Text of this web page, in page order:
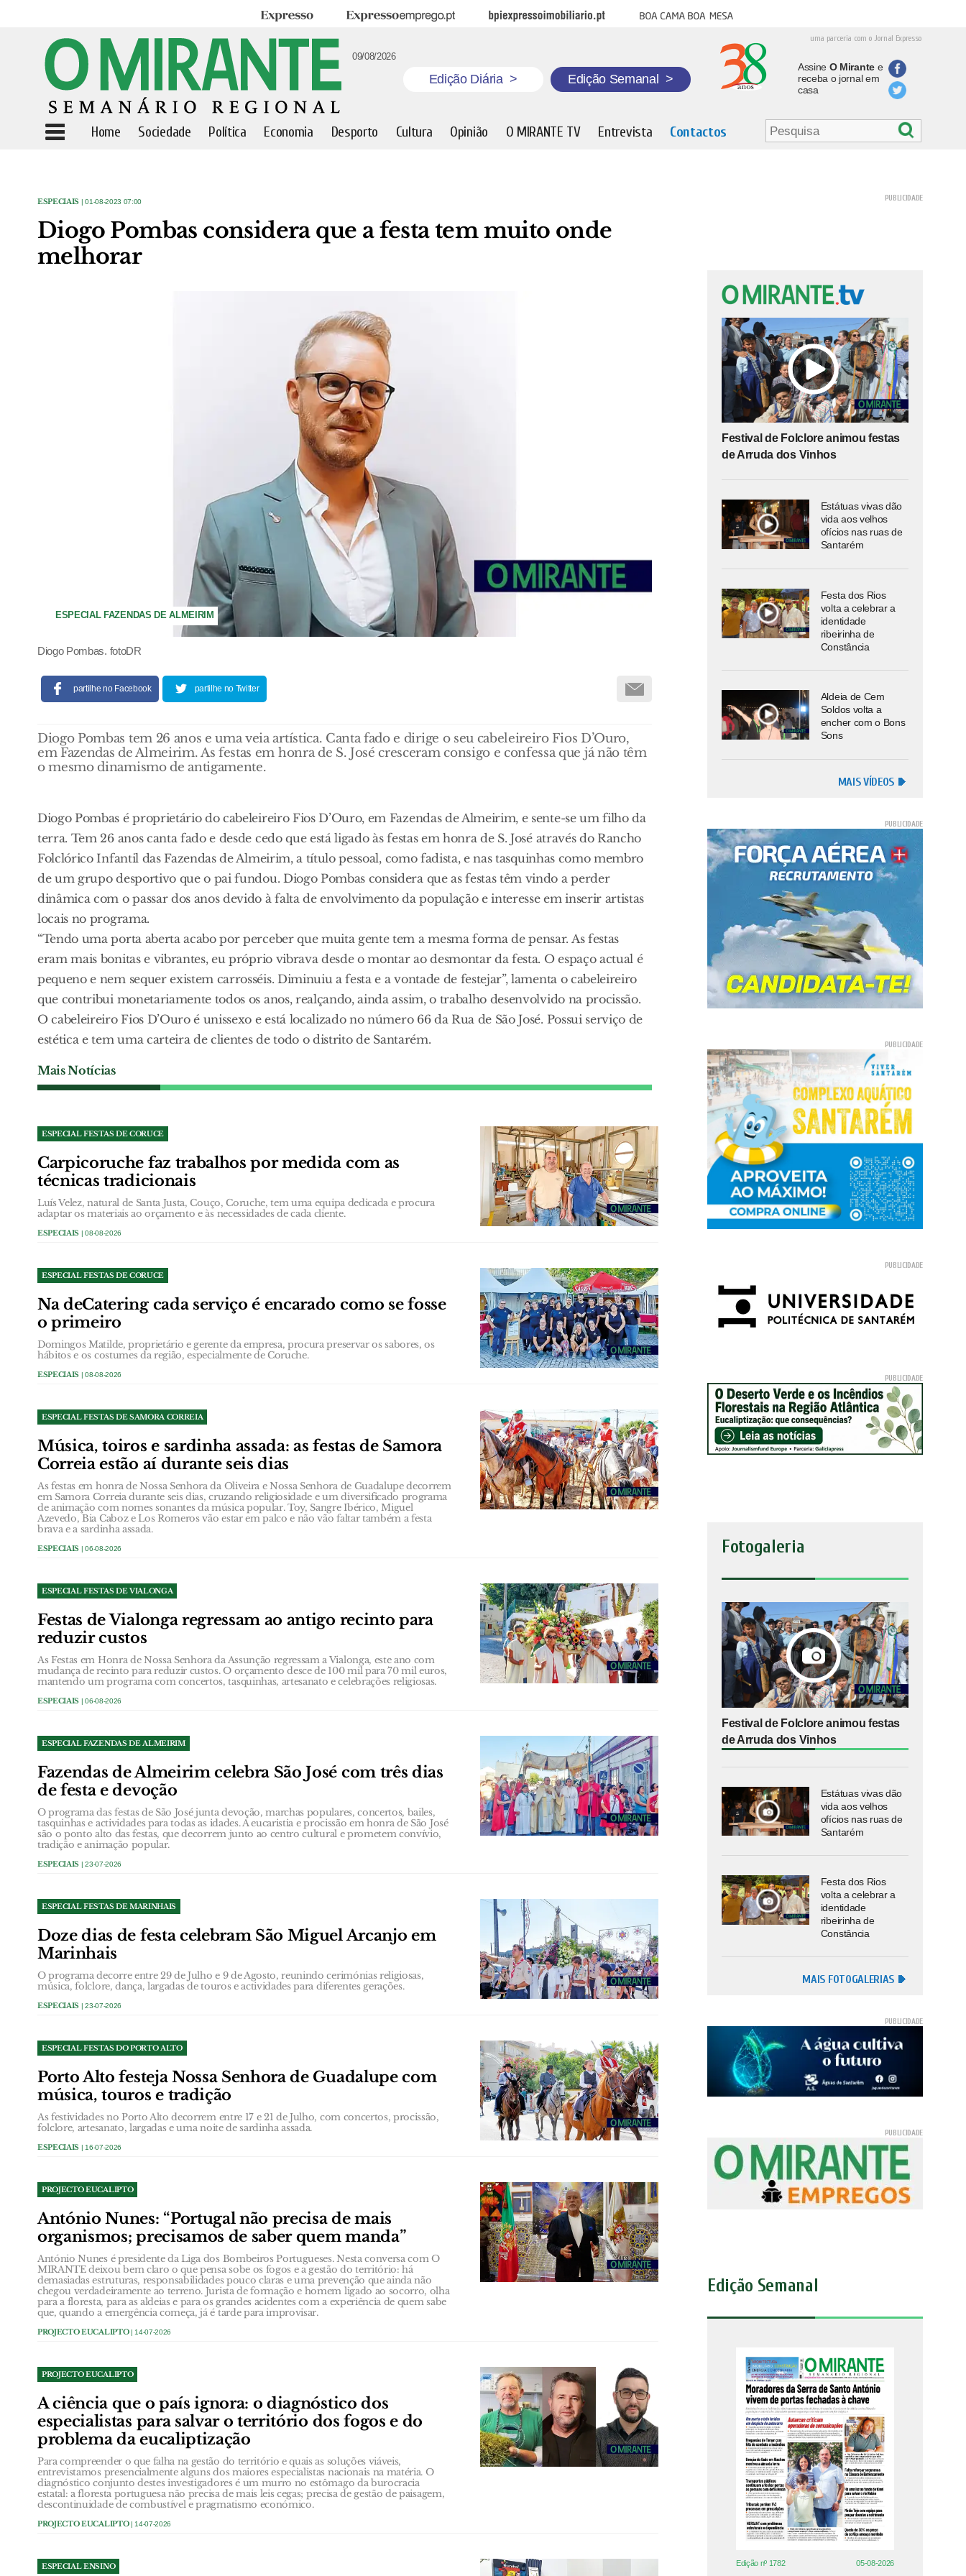
Expresso Expresso Emprego BPI Expresso Imobiliário Boa cama boa mesa
uma parceria com o Jornal Expresso
09/08/2026
Edição Diária > Edição Semanal >
Assine O Mirantee
receba o jornal em
casa
Home Sociedade Política Economia Desporto Cultura Opinião O MIRANTE TV Entrevista Contactos
ESPECIAIS | 01-08-2023 07:00
Diogo Pombas considera que a festa tem muito onde
melhorar
ESPECIAL FAZENDAS DE ALMEIRIM
Diogo Pombas. fotoDR
partilhe no Facebook partilhe no Twitter
Diogo Pombas tem 26 anos e uma veia artística. Canta fado e dirige o seu cabeleireiro Fios D’Ouro,
em Fazendas de Almeirim. As festas em honra de S. José cresceram consigo e confessa que já não têm
o mesmo dinamismo de antigamente.
Diogo Pombas é proprietário do cabeleireiro Fios D’Ouro, em Fazendas de Almeirim, e sente-se um filho da
terra. Tem 26 anos canta fado e desde cedo que está ligado às festas em honra de S. José através do Rancho
Folclórico Infantil das Fazendas de Almeirim, a título pessoal, como fadista, e nas tasquinhas como membro
de um grupo desportivo que o pai fundou. Diogo Pombas considera que as festas têm vindo a perder
dinâmica com o passar dos anos devido à falta de envolvimento da população e interesse em inserir artistas
locais no programa.
“Tendo uma porta aberta acabo por perceber que muita gente tem a mesma forma de pensar. As festas
eram mais bonitas e vibrantes, eu próprio vibrava desde o montar ao desmontar da festa. O espaço actual é
pequeno e nem sequer existem carrosséis. Diminuiu a festa e a vontade de festejar”, lamenta o cabeleireiro
que contribui monetariamente todos os anos, realçando, ainda assim, o trabalho desenvolvido na procissão.
O cabeleireiro Fios D’Ouro é unissexo e está localizado no número 66 da Rua de São José. Possui serviço de
estética e tem uma carteira de clientes de todo o distrito de Santarém.
Mais Notícias
ESPECIAL FESTAS DE CORUCE
Carpicoruche faz trabalhos por medida com as
técnicas tradicionais
Luís Velez, natural de Santa Justa, Couço, Coruche, tem uma equipa dedicada e procura
adaptar os materiais ao orçamento e às necessidades de cada cliente.
ESPECIAIS | 08-08-2026
ESPECIAL FESTAS DE CORUCE
Na deCatering cada serviço é encarado como se fosse
o primeiro
Domingos Matilde, proprietário e gerente da empresa, procura preservar os sabores, os
hábitos e os costumes da região, especialmente de Coruche.
ESPECIAIS | 08-08-2026
ESPECIAL FESTAS DE SAMORA CORREIA
Música, toiros e sardinha assada: as festas de Samora
Correia estão aí durante seis dias
As festas em honra de Nossa Senhora da Oliveira e Nossa Senhora de Guadalupe decorrem
em Samora Correia durante seis dias, cruzando religiosidade e um diversificado programa
de animação com nomes sonantes da música popular. Toy, Sangre Ibérico, Miguel
Azevedo, Bia Caboz e Los Romeros vão estar em palco e não vão faltar também a festa
brava e a sardinha assada.
ESPECIAIS | 06-08-2026
ESPECIAL FESTAS DE VIALONGA
Festas de Vialonga regressam ao antigo recinto para
reduzir custos
As Festas em Honra de Nossa Senhora da Assunção regressam a Vialonga, este ano com
mudança de recinto para reduzir custos. O orçamento desce de 100 mil para 70 mil euros,
mantendo um programa com concertos, tasquinhas, artesanato e celebrações religiosas.
ESPECIAIS | 06-08-2026
ESPECIAL FAZENDAS DE ALMEIRIM
Fazendas de Almeirim celebra São José com três dias
de festa e devoção
O programa das festas de São José junta devoção, marchas populares, concertos, bailes,
tasquinhas e actividades para todas as idades. A eucaristia e procissão em honra de São José
são o ponto alto das festas, que decorrem junto ao centro cultural e prometem convívio,
tradição e animação popular.
ESPECIAIS | 23-07-2026
ESPECIAL FESTAS DE MARINHAIS
Doze dias de festa celebram São Miguel Arcanjo em
Marinhais
O programa decorre entre 29 de Julho e 9 de Agosto, reunindo cerimónias religiosas,
música, folclore, dança, largadas de touros e actividades para diferentes gerações.
ESPECIAIS | 23-07-2026
ESPECIAL FESTAS DO PORTO ALTO
Porto Alto festeja Nossa Senhora de Guadalupe com
música, touros e tradição
As festividades no Porto Alto decorrem entre 17 e 21 de Julho, com concertos, procissão,
folclore, artesanato, largadas e uma noite de sardinha assada.
ESPECIAIS | 16-07-2026
PROJECTO EUCALIPTO
António Nunes: “Portugal não precisa de mais
organismos; precisamos de saber quem manda”
António Nunes é presidente da Liga dos Bombeiros Portugueses. Nesta conversa com O
MIRANTE deixou bem claro o que pensa sobe os fogos e a gestão do território: há
demasiadas estruturas, responsabilidades pouco claras e uma prevenção que ainda não
chegou verdadeiramente ao terreno. Jurista de formação e homem ligado ao socorro, olha
para a floresta, para as aldeias e para os grandes acidentes com a experiência de quem sabe
que, quando a emergência começa, já é tarde para improvisar.
PROJECTO EUCALIPTO| 14-07-2026
PROJECTO EUCALIPTO
A ciência que o país ignora: o diagnóstico dos
especialistas para salvar o território dos fogos e do
problema da eucaliptização
Para compreender o que falha na gestão do território e quais as soluções viáveis,
entrevistamos presencialmente alguns dos maiores especialistas nacionais na matéria. O
diagnóstico conjunto destes investigadores é um murro no estômago da burocracia
estatal: a floresta portuguesa não precisa de mais leis cegas; precisa de gestão de paisagem,
descontinuidade de combustível e pragmatismo económico.
PROJECTO EUCALIPTO| 14-07-2026
ESPECIAL ENSINO
Festival de Folclore animou festas
de Arruda dos Vinhos
Estátuas vivas dão
vida aos velhos
ofícios nas ruas de
Santarém
Festa dos Rios
volta a celebrar a
identidade
ribeirinha de
Constância
Aldeia de Cem
Soldos volta a
encher com o Bons
Sons
MAIS VÍDEOS
Fotogaleria
Festival de Folclore animou festas
de Arruda dos Vinhos
Estátuas vivas dão
vida aos velhos
ofícios nas ruas de
Santarém
Festa dos Rios
volta a celebrar a
identidade
ribeirinha de
Constância
MAIS FOTOGALERIAS
Edição Semanal
Edição nº 1782 05-08-2026